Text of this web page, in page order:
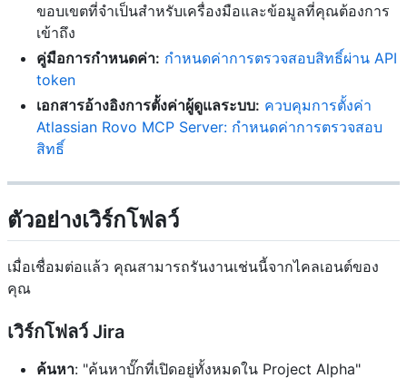
ขอบเขตที่จำเป็นสำหรับเครื่องมือและข้อมูลที่คุณต้องการ
เข้าถึง
คู่มือการกำหนดค่า: กำหนดค่าการตรวจสอบสิทธิ์ผ่าน API
token
เอกสารอ้างอิงการตั้งค่าผู้ดูแลระบบ: ควบคุมการตั้งค่า
Atlassian Rovo MCP Server: กำหนดค่าการตรวจสอบ
สิทธิ์
ตัวอย่างเวิร์กโฟลว์
เมื่อเชื่อมต่อแล้ว คุณสามารถรันงานเช่นนี้จากไคลเอนต์ของ
คุณ
เวิร์กโฟลว์ Jira
ค้นหา: "ค้นหาบั๊กที่เปิดอยู่ทั้งหมดใน Project Alpha"